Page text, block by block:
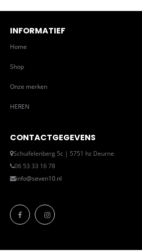
INFORMATIEF
Home
Shop
Onze merken
HEREN
CONTACTGEGEVENS
Schuifelenberg 5c | 5751 hz Deurne
06 53 33 16 78
info@seven10.nl